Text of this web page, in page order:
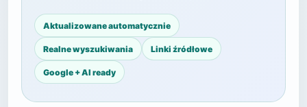
Aktualizowane automatycznie
Realne wyszukiwania Linki źródłowe
Google + AI ready